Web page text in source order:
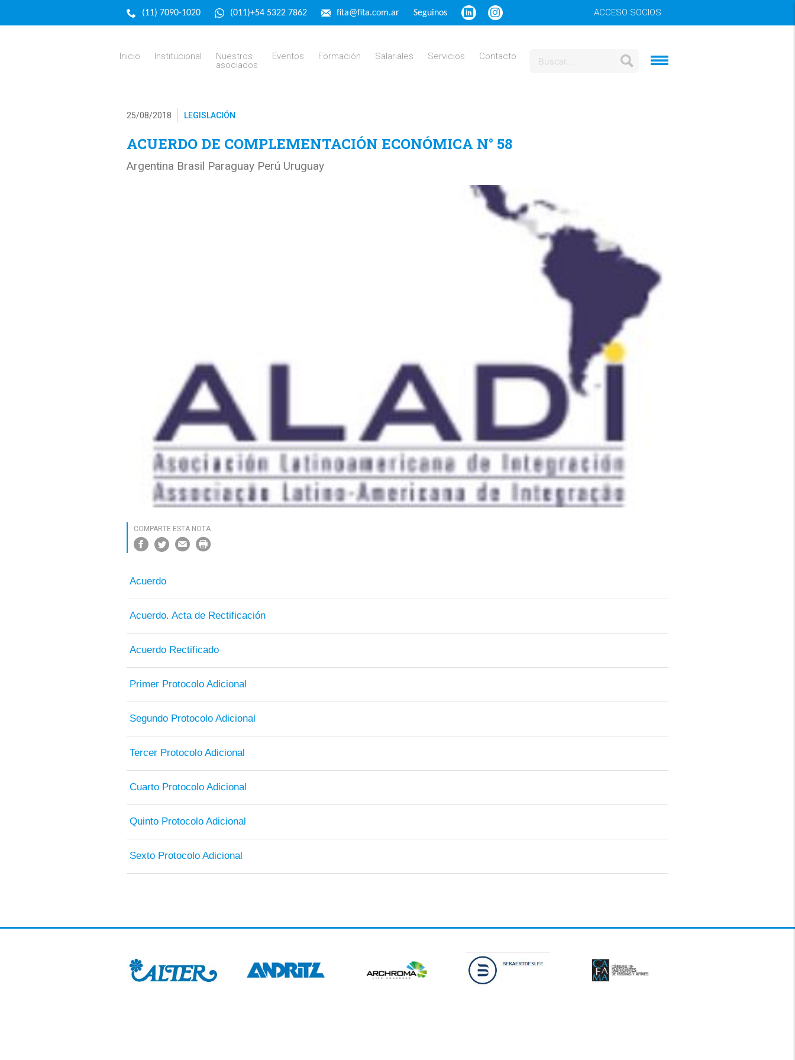
(11) 7090-1020 (011)+54 5322 7862 fita@fita.com.ar Seguinos ACCESO SOCIOS
Inicio Institucional
Nuestros
asociados
Eventos Formación Salariales Servicios Contacto
25/08/2018 LEGISLACIÓN
ACUERDO DE COMPLEMENTACIÓN ECONÓMICA N° 58
Argentina Brasil Paraguay Perú Uruguay
COMPARTE ESTA NOTA
Acuerdo
Acuerdo. Acta de Rectificación
Acuerdo Rectificado
Primer Protocolo Adicional
Segundo Protocolo Adicional
Tercer Protocolo Adicional
Cuarto Protocolo Adicional
Quinto Protocolo Adicional
Sexto Protocolo Adicional